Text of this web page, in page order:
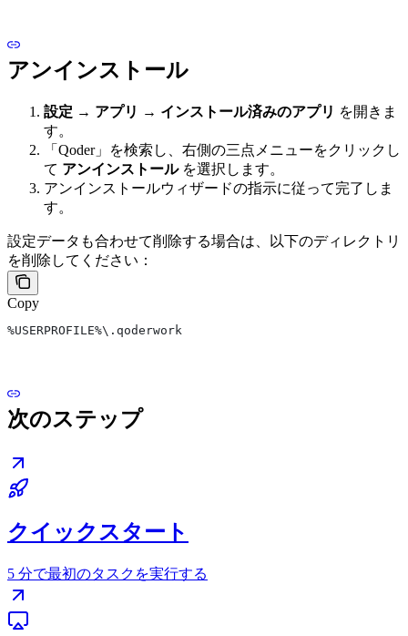
アンインストール
設定 → アプリ → インストール済みのアプリ を開きま
す。
「Qoder」を検索し、右側の三点メニューをクリックし
て アンインストールを選択します。
アンインストールウィザードの指示に従って完了しま
す。
設定データも合わせて削除する場合は、以下のディレクトリ
を削除してください：
Copy
%USERPROFILE%\.qoderwork
次のステップ
クイックスタート
5 分で最初のタスクを実行する